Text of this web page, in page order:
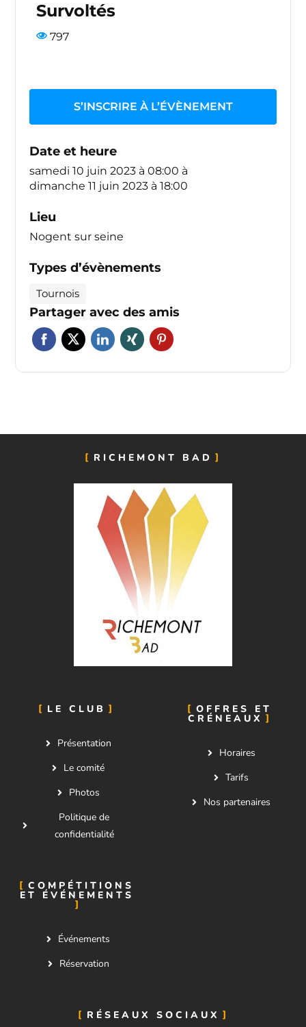
Survoltés
797
S’INSCRIRE À L’ÉVÈNEMENT
Date et heure
samedi 10 juin 2023 à 08:00 à
dimanche 11 juin 2023 à 18:00
Lieu
Nogent sur seine
Types d’évènements
Tournois
Partager avec des amis
RICHEMONT BAD
LE CLUB
Présentation
Le comité
Photos
Politique de
confidentialité
OFFRES ET
CRÉNEAUX
Horaires
Tarifs
Nos partenaires
COMPÉTITIONS
ET ÉVÉNEMENTS
Événements
Réservation
RÉSEAUX SOCIAUX